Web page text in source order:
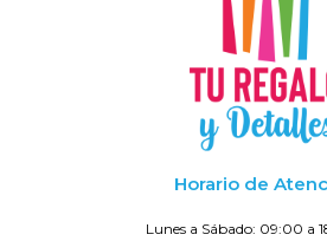
Horario de
Lunes a Sábado: 09:00 a